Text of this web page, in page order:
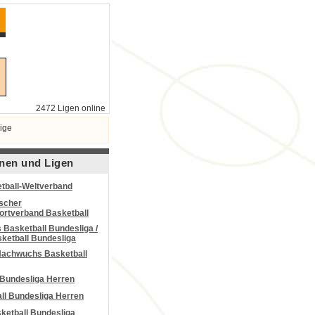
2472 Ligen online
und Ligen
Weltverband
Basketball
Basketball Bundesliga /
Bundesliga
Basketball
Herren
Bundesliga Herren
Bundesliga